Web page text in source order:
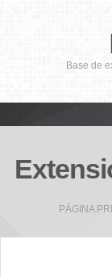
Base de
PÁGINA